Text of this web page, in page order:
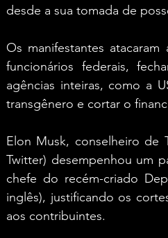
desde a sua tomada de
Os manifestantes
funcionários federais,
agências inteiras, como a
transgênero e cortar o
Elon Musk, conselheiro de
Twitter) desempenhou um
chefe do recém-criado
inglês), justificando os
aos contribuintes.